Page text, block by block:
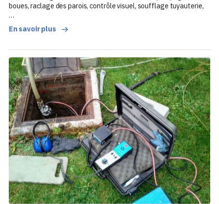
boues, raclage des parois, contrôle visuel, soufflage tuyauterie,
…
En savoir plus